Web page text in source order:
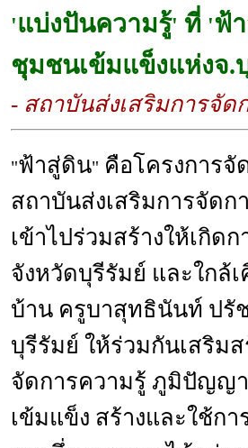
'แบ่งปันความรู้' ที่ 'ฟ้
ชุมชนเข้มแข็งแห่งจ.
- สถาบันส่งเสริมการจั
"ฟ้าสู่ดิน" คือโครงการ
สถาบันส่งเสริมการจัด
เข้าไปร่วมสร้างให้เกิด
จังหวัดบุรีรัมย์ และใกล้
บ้าน ครูบาสุทธินันท์ ปรั
บุรีรัมย์ ให้ร่วมกันเสริม
จัดการความรู้ ภูมิปัญญ
เข้มแข็ง สร้างและใช้ก